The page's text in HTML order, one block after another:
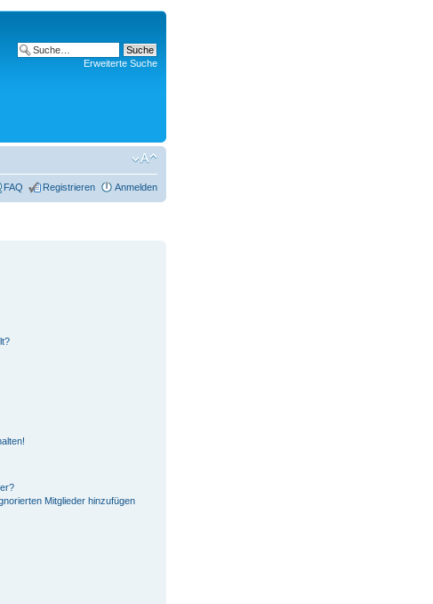
Erweiterte Suche
FAQ Registrieren Anmelden
Mitglieder hinzufügen